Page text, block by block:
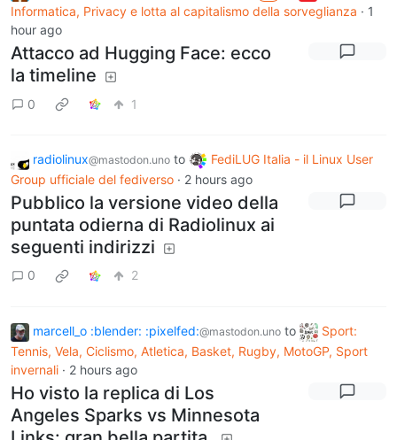
Informatica, Privacy e lotta al capitalismo della sorveglianza · 1
hour ago
Attacco ad Hugging Face: ecco
la timeline
0 1
radiolinux@mastodon.uno to
FediLUG Italia - il Linux User
Group ufficiale del fediverso · 2 hours ago
Pubblico la versione video della
puntata odierna di Radiolinux ai
seguenti indirizzi
0 2
marcell_o :blender: :pixelfed:@mastodon.uno to
Sport:
Tennis, Vela, Ciclismo, Atletica, Basket, Rugby, MotoGP, Sport
invernali · 2 hours ago
Ho visto la replica di Los
Angeles Sparks vs Minnesota